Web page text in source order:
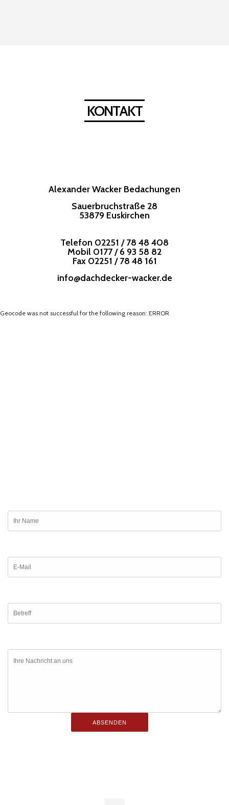
KONTAKT
Alexander Wacker Bedachungen
Sauerbruchstraße 28
53879 Euskirchen
Telefon 02251 / 78 48 408
Mobil 0177 / 6 93 58 82
Fax 02251 / 78 48 161
info@dachdecker-wacker.de
Geocode was not successful for the following reason: ERROR